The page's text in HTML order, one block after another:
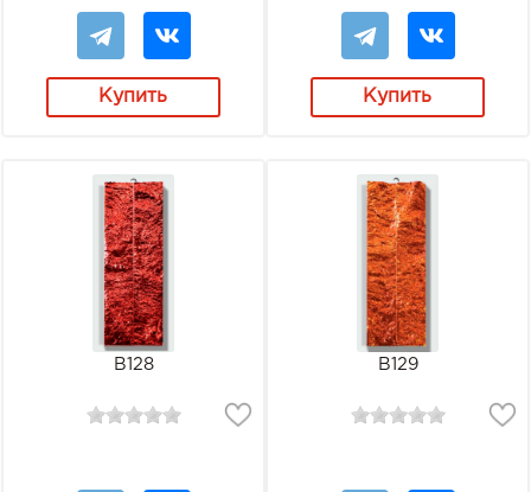
Купить Купить
В128 В129